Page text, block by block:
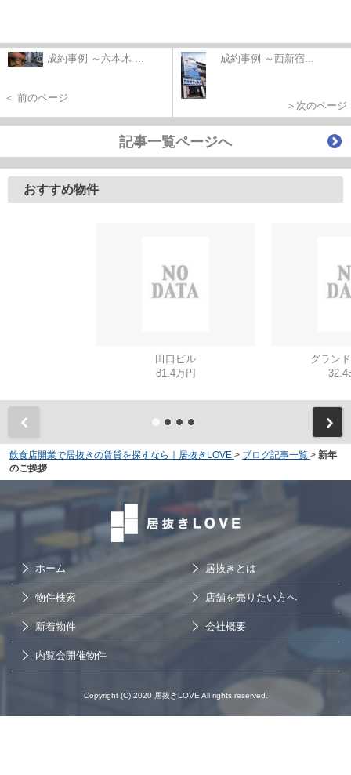
成約事例 ～六本木 ...
＜ 前のページ
成約事例 ～西新宿...
＞次のページ
記事一覧ページへ
おすすめ物件
田口ビル
81.4万円
グラン
飲食店開業で居抜きの賃貸を探すなら｜居抜きLOVE > ブログ記事一覧 > 新年
のご挨拶
ホーム 居抜きとは
物件検索 店舗を売りたい方へ
新着物件 会社概要
内覧会開催物件
Copyright (C) 2020 居抜きLOVE All rights reserved.